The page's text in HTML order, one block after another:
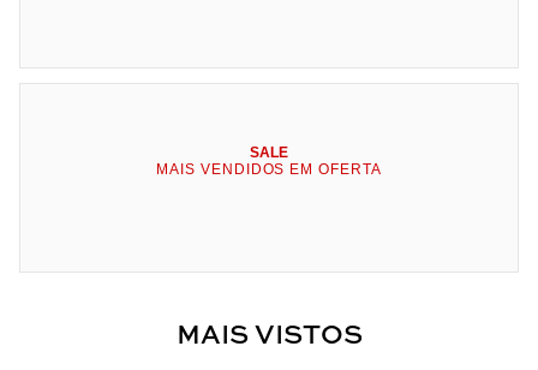
SALE
MAIS VENDIDOS EM OFERTA
MAIS VISTOS